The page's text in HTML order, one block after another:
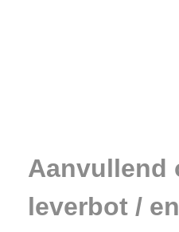
Aanvullend
leverbot /